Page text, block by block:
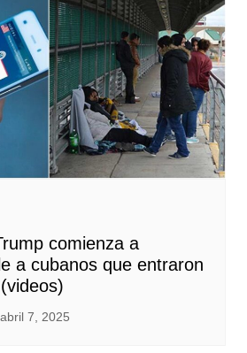
comienza a
a cubanos que entraron
abril 7, 2025